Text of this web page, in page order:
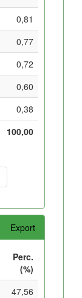
0,81
0,77
0,72
0,60
0,38
100,00
Export
Perc.
(%)
47,56